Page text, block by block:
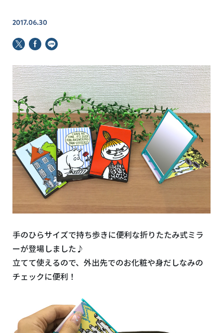
2017.06.30
手のひらサイズで持ち歩きに便利な折りたたみ式ミラ
ーが登場しました♪
立てて使えるので、外出先でのお化粧や身だしなみの
チェックに便利！